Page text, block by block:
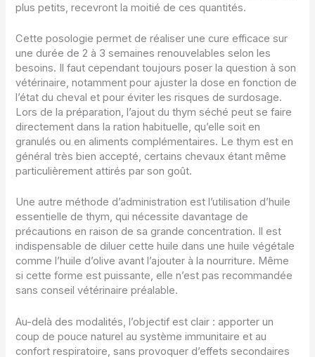
plus petits, recevront la moitié de ces quantités.
Cette posologie permet de réaliser une cure efficace sur
une durée de 2 à 3 semaines renouvelables selon les
besoins. Il faut cependant toujours poser la question à son
vétérinaire, notamment pour ajuster la dose en fonction de
l’état du cheval et pour éviter les risques de surdosage.
Lors de la préparation, l’ajout du thym séché peut se faire
directement dans la ration habituelle, qu’elle soit en
granulés ou en aliments complémentaires. Le thym est en
général très bien accepté, certains chevaux étant même
particulièrement attirés par son goût.
Une autre méthode d’administration est l’utilisation d’huile
essentielle de thym, qui nécessite davantage de
précautions en raison de sa grande concentration. Il est
indispensable de diluer cette huile dans une huile végétale
comme l’huile d’olive avant l’ajouter à la nourriture. Même
si cette forme est puissante, elle n’est pas recommandée
sans conseil vétérinaire préalable.
Au-delà des modalités, l’objectif est clair : apporter un
coup de pouce naturel au système immunitaire et au
confort respiratoire, sans provoquer d’effets secondaires